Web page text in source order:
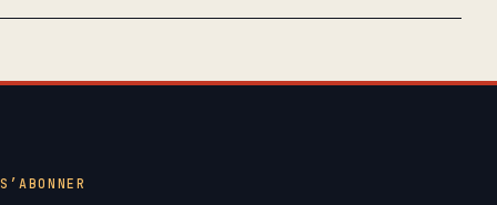
S’ABONNER